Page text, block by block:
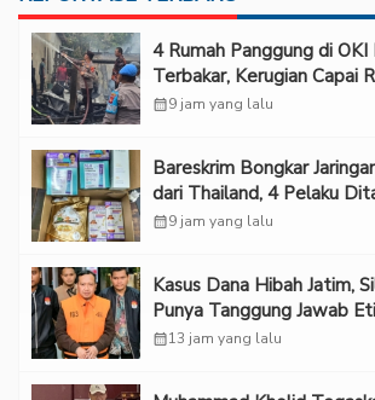
‎4 Rumah Panggung di OKI
Terbakar, Kerugian Capai
calendar_month9 jam yang lalu
Bareskrim Bongkar
dari Thailand, 4 Pelaku
calendar_month9 jam yang lalu
Kasus Dana Hibah Jatim,
Punya Tanggung Jawab
calendar_month13 jam yang lalu